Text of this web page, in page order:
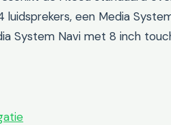
een Media
System Navi met 8 inch